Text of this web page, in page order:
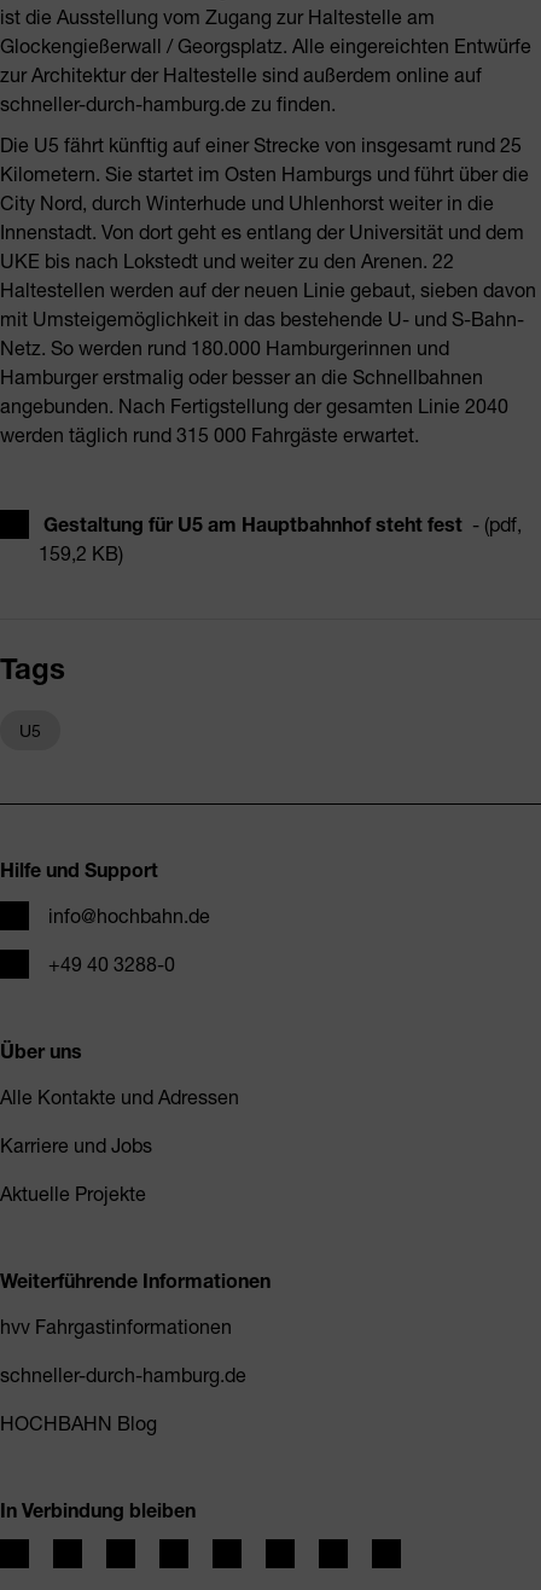
ist die Ausstellung vom Zugang zur Haltestelle am
Glockengießerwall / Georgsplatz. Alle eingereichten Entwürfe
zur Architektur der Haltestelle sind außerdem online auf
schneller-durch-hamburg.de zu finden.
Die U5 fährt künftig auf einer Strecke von insgesamt rund 25
Kilometern. Sie startet im Osten Hamburgs und führt über die
City Nord, durch Winterhude und Uhlenhorst weiter in die
Innenstadt. Von dort geht es entlang der Universität und dem
UKE bis nach Lokstedt und weiter zu den Arenen. 22
Haltestellen werden auf der neuen Linie gebaut, sieben davon
mit Umsteigemöglichkeit in das bestehende U- und S-Bahn-
Netz. So werden rund 180.000 Hamburgerinnen und
Hamburger erstmalig oder besser an die Schnellbahnen
angebunden. Nach Fertigstellung der gesamten Linie 2040
werden täglich rund 315 000 Fahrgäste erwartet.
Gestaltung für U5 am Hauptbahnhof steht fest - (pdf,
159,2 KB)
Tags
U5
Hilfe und Support
E-Mailinfo@hochbahn.de
Telefon+49 40 3288-0
Über uns
Alle Kontakte und Adressen
Karriere und Jobs
Aktuelle Projekte
Weiterführende Informationen
hvv Fahrgastinformationen
schneller-durch-hamburg.de
HOCHBAHN Blog
In Verbindung bleiben